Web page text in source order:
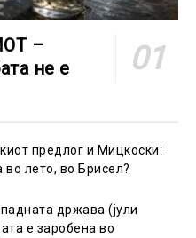
–
не е
предлог и Мицкоски:
во лето, во Брисел?
држава (јули
е заробена во